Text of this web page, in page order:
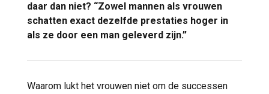
daar dan niet? “Zowel mannen als vrouwen
schatten exact dezelfde prestaties hoger in
als ze door een man geleverd zijn.”
Waarom lukt het vrouwen niet om de successen